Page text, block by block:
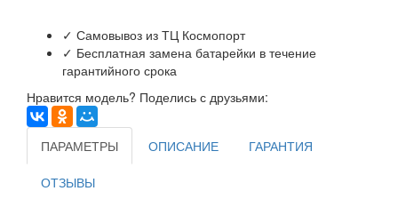
✓ Самовывоз из ТЦ Космопорт
✓ Бесплатная замена батарейки в течение
гарантийного срока
Нравится модель? Поделись с друзьями:
ПАРАМЕТРЫ ОПИСАНИЕ ГАРАНТИЯ
ОТЗЫВЫ